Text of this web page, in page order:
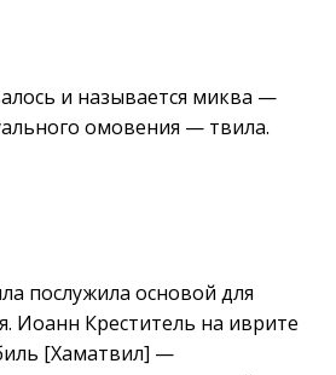
и называется миква —
омовения — твила.
послужила основой для
Иоанн Креститель на иврите
[Хаматвил] —